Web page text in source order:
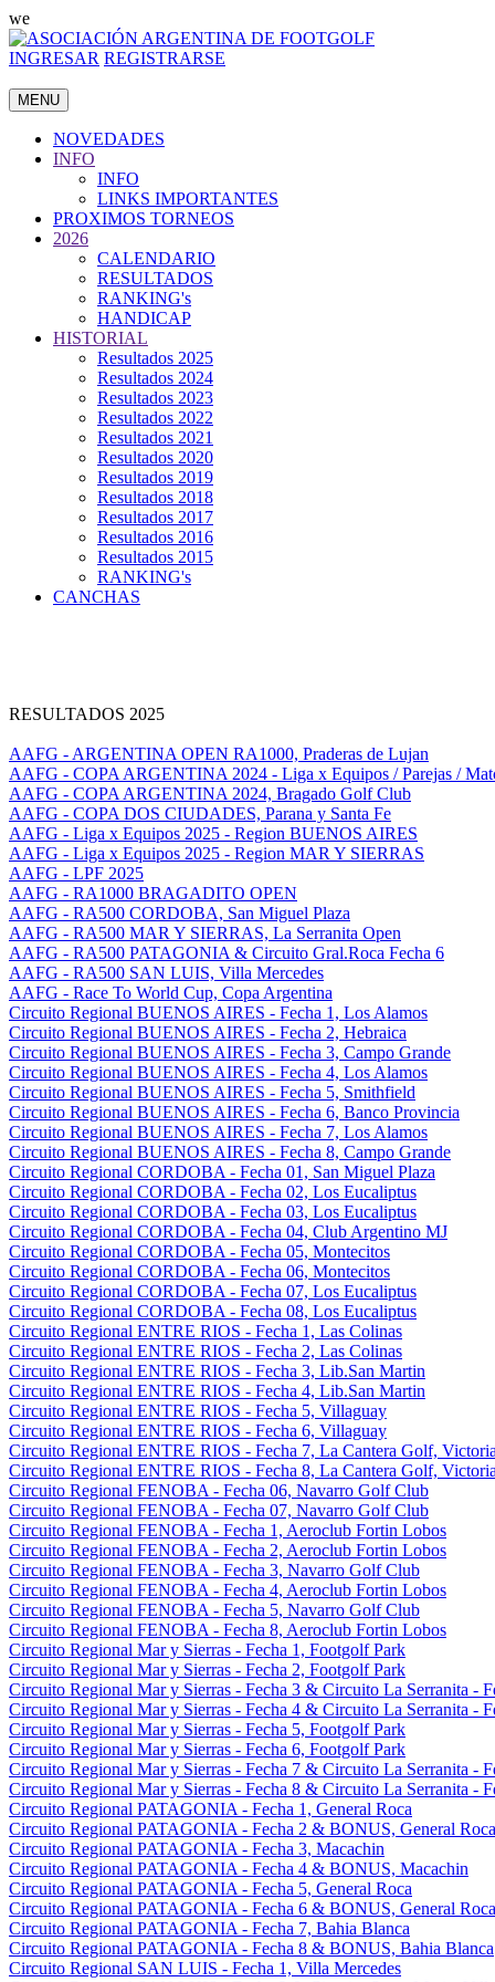
we
INGRESAR REGISTRARSE
MENU
NOVEDADES
INFO
INFO
LINKS IMPORTANTES
PROXIMOS TORNEOS
2026
CALENDARIO
RESULTADOS
RANKING's
HANDICAP
HISTORIAL
Resultados 2025
Resultados 2024
Resultados 2023
Resultados 2022
Resultados 2021
Resultados 2020
Resultados 2019
Resultados 2018
Resultados 2017
Resultados 2016
Resultados 2015
RANKING's
CANCHAS
RESULTADOS 2025
AAFG - ARGENTINA OPEN RA1000, Praderas de Lujan
AAFG - COPA ARGENTINA 2024 - Liga x Equipos / Parejas /
AAFG - COPA ARGENTINA 2024, Bragado Golf Club
AAFG - COPA DOS CIUDADES, Parana y Santa Fe
AAFG - Liga x Equipos 2025 - Region BUENOS AIRES
AAFG - Liga x Equipos 2025 - Region MAR Y SIERRAS
AAFG - LPF 2025
AAFG - RA1000 BRAGADITO OPEN
AAFG - RA500 CORDOBA, San Miguel Plaza
AAFG - RA500 MAR Y SIERRAS, La Serranita Open
AAFG - RA500 PATAGONIA & Circuito Gral.Roca Fecha 6
AAFG - RA500 SAN LUIS, Villa Mercedes
AAFG - Race To World Cup, Copa Argentina
Circuito Regional BUENOS AIRES - Fecha 1, Los Alamos
Circuito Regional BUENOS AIRES - Fecha 2, Hebraica
Circuito Regional BUENOS AIRES - Fecha 3, Campo Grande
Circuito Regional BUENOS AIRES - Fecha 4, Los Alamos
Circuito Regional BUENOS AIRES - Fecha 5, Smithfield
Circuito Regional BUENOS AIRES - Fecha 6, Banco Provincia
Circuito Regional BUENOS AIRES - Fecha 7, Los Alamos
Circuito Regional BUENOS AIRES - Fecha 8, Campo Grande
Circuito Regional CORDOBA - Fecha 01, San Miguel Plaza
Circuito Regional CORDOBA - Fecha 02, Los Eucaliptus
Circuito Regional CORDOBA - Fecha 03, Los Eucaliptus
Circuito Regional CORDOBA - Fecha 04, Club Argentino MJ
Circuito Regional CORDOBA - Fecha 05, Montecitos
Circuito Regional CORDOBA - Fecha 06, Montecitos
Circuito Regional CORDOBA - Fecha 07, Los Eucaliptus
Circuito Regional CORDOBA - Fecha 08, Los Eucaliptus
Circuito Regional ENTRE RIOS - Fecha 1, Las Colinas
Circuito Regional ENTRE RIOS - Fecha 2, Las Colinas
Circuito Regional ENTRE RIOS - Fecha 3, Lib.San Martin
Circuito Regional ENTRE RIOS - Fecha 4, Lib.San Martin
Circuito Regional ENTRE RIOS - Fecha 5, Villaguay
Circuito Regional ENTRE RIOS - Fecha 6, Villaguay
Circuito Regional ENTRE RIOS - Fecha 7, La Cantera Golf, Victoria
Circuito Regional ENTRE RIOS - Fecha 8, La Cantera Golf, Victoria
Circuito Regional FENOBA - Fecha 06, Navarro Golf Club
Circuito Regional FENOBA - Fecha 07, Navarro Golf Club
Circuito Regional FENOBA - Fecha 1, Aeroclub Fortin Lobos
Circuito Regional FENOBA - Fecha 2, Aeroclub Fortin Lobos
Circuito Regional FENOBA - Fecha 3, Navarro Golf Club
Circuito Regional FENOBA - Fecha 4, Aeroclub Fortin Lobos
Circuito Regional FENOBA - Fecha 5, Navarro Golf Club
Circuito Regional FENOBA - Fecha 8, Aeroclub Fortin Lobos
Circuito Regional Mar y Sierras - Fecha 1, Footgolf Park
Circuito Regional Mar y Sierras - Fecha 2, Footgolf Park
Circuito Regional Mar y Sierras - Fecha 3 & Circuito La Serranita -
Circuito Regional Mar y Sierras - Fecha 4 & Circuito La Serranita -
Circuito Regional Mar y Sierras - Fecha 5, Footgolf Park
Circuito Regional Mar y Sierras - Fecha 6, Footgolf Park
Circuito Regional Mar y Sierras - Fecha 7 & Circuito La Serranita -
Circuito Regional Mar y Sierras - Fecha 8 & Circuito La Serranita -
Circuito Regional PATAGONIA - Fecha 1, General Roca
Circuito Regional PATAGONIA - Fecha 2 & BONUS, General Roca
Circuito Regional PATAGONIA - Fecha 3, Macachin
Circuito Regional PATAGONIA - Fecha 4 & BONUS, Macachin
Circuito Regional PATAGONIA - Fecha 5, General Roca
Circuito Regional PATAGONIA - Fecha 6 & BONUS, General Roca
Circuito Regional PATAGONIA - Fecha 7, Bahia Blanca
Circuito Regional PATAGONIA - Fecha 8 & BONUS, Bahia Blanca
Circuito Regional SAN LUIS - Fecha 1, Villa Mercedes